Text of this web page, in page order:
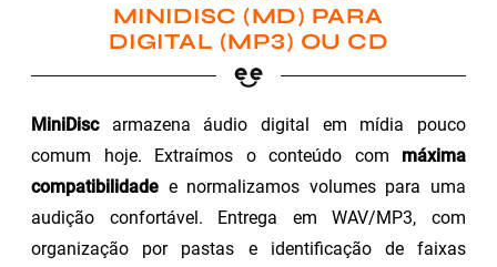
MINIDISC (MD) PARA
DIGITAL (MP3) OU CD
MiniDiscarmazena áudio digital em mídia pouco
comum hoje. Extraímos o conteúdo com máxima
compatibilidade e normalizamos volumes para uma
audição confortável. Entrega em WAV/MP3, com
organização por pastas e identificação de faixas